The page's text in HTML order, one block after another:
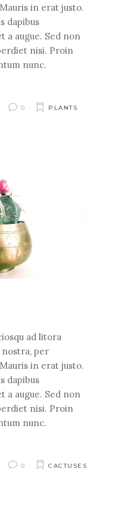
in erat justo.
dapibus
a augue. Sed non
nisi. Proin
nunc.
0 PLANTS
ad litora
per
in erat justo.
dapibus
a augue. Sed non
nisi. Proin
nunc.
0 CACTUSES